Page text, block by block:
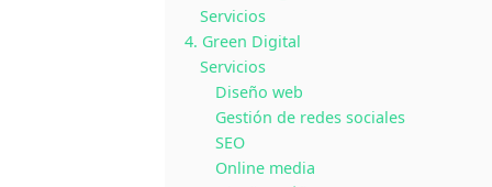
Servicios
4. Green Digital
Servicios
Diseño web
Gestión de redes sociales
SEO
Online media